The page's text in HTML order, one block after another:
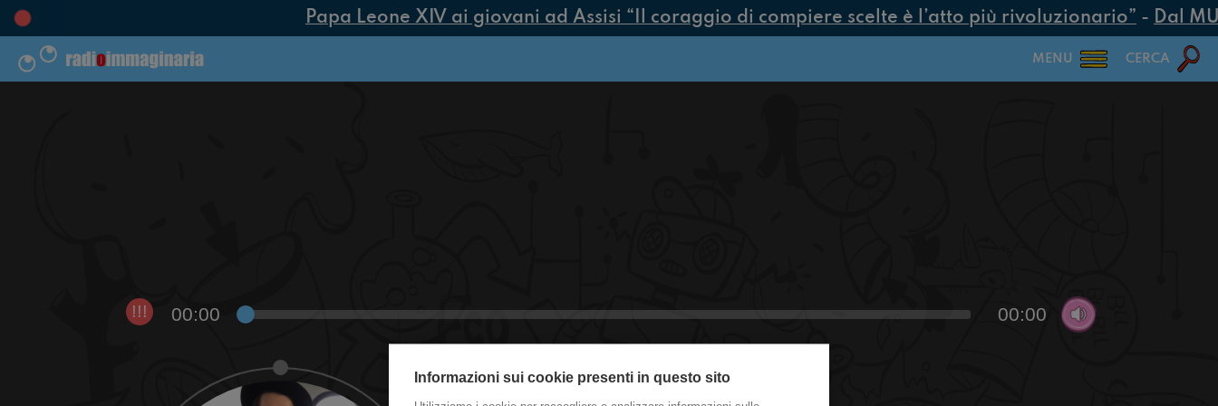
Papa Leone XIV ai giovani ad Assisi “Il coraggio di compiere scelte è l’atto più rivoluzionario”- Dal
MENU CERCA
!!! 00:00 00:00
Informazioni sui cookie presenti in questo sito